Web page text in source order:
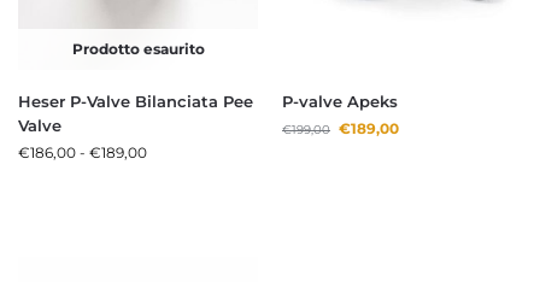
Prodotto esaurito
Heser P-Valve Bilanciata Pee
Valve
€186,00 - €189,00
P-valve Apeks
€199,00 €189,00